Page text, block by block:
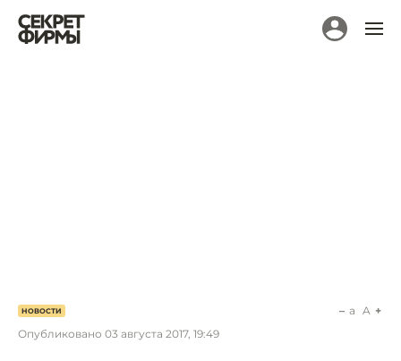
НОВОСТИ
Опубликовано 03 августа 2017, 19:49
a A